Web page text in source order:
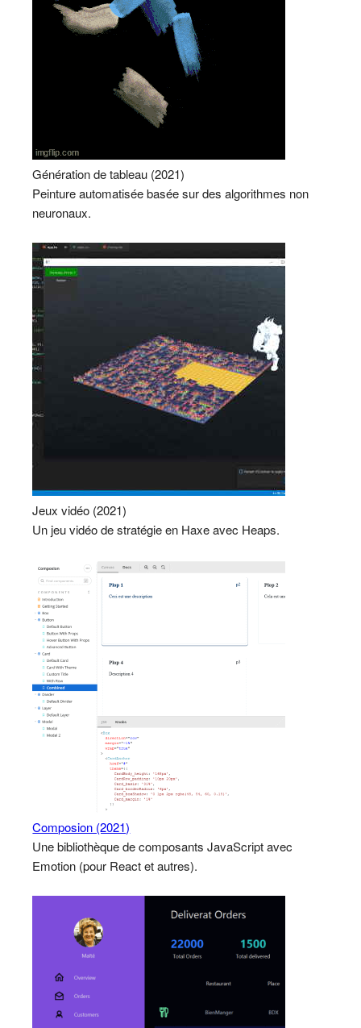
Génération de tableau (2021)
Peinture automatisée basée sur des algorithmes non
neuronaux.
Jeux vidéo (2021)
Un jeu vidéo de stratégie en Haxe avec Heaps.
Composion (2021)
Une bibliothèque de composants JavaScript avec
Emotion (pour React et autres).